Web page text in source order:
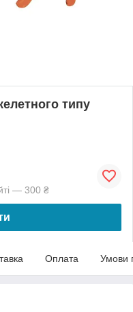
типу
— 300 ₴
Оплата Умови